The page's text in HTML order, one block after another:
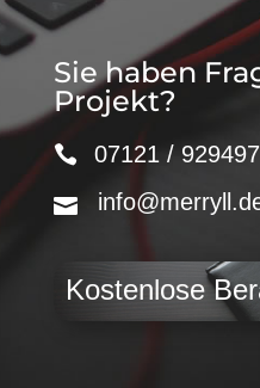
Sie haben
Projekt?
07121 /
Kostenlose